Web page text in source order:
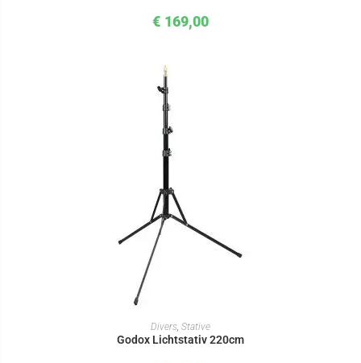
€ 169,00
IN DEN WARENKORB
Divers, Stative
Godox Lichtstativ 220cm